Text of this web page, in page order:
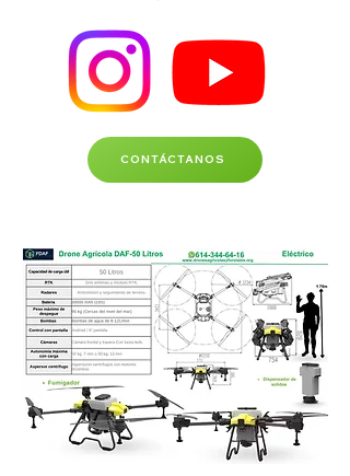
CONTÁCTANOS